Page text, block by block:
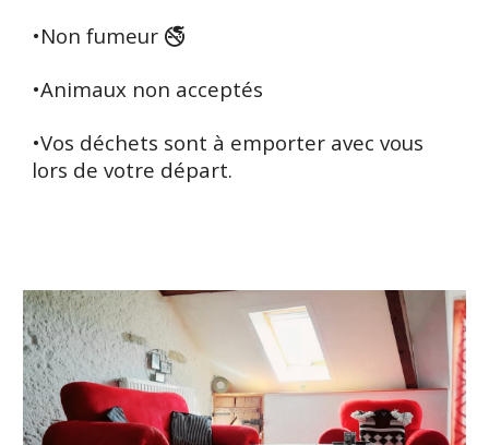
•Non fumeur 🚭
•Animaux non acceptés
•Vos déchets sont à emporter avec vous
lors de votre départ.